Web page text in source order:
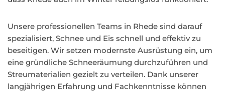
Unsere professionellen Teams in Rhede sind darauf
spezialisiert, Schnee und Eis schnell und effektiv zu
beseitigen. Wir setzen modernste Ausrüstung ein, um
eine gründliche Schneeräumung durchzuführen und
Streumaterialien gezielt zu verteilen. Dank unserer
langjährigen Erfahrung und Fachkenntnisse können